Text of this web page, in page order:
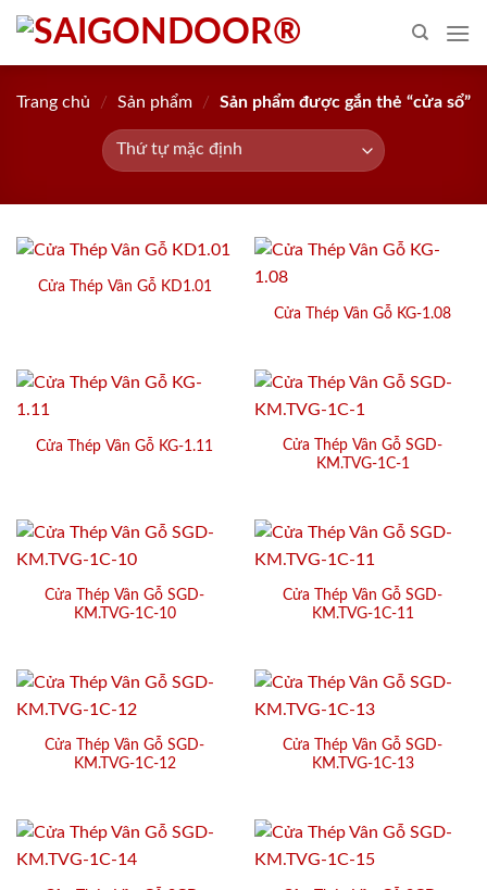
Skip
content
Trang chủ / Sản phẩm / Sản phẩm được gắn thẻ “cửa sổ”
Cửa Thép Vân Gỗ KD1.01
Cửa Thép Vân Gỗ KG-1.08
Cửa Thép Vân Gỗ KG-1.11
Cửa Thép Vân Gỗ SGD-
KM.TVG-1C-1
Cửa Thép Vân Gỗ SGD-
KM.TVG-1C-10
Cửa Thép Vân Gỗ SGD-
KM.TVG-1C-11
Cửa Thép Vân Gỗ SGD-
KM.TVG-1C-12
Cửa Thép Vân Gỗ SGD-
KM.TVG-1C-13